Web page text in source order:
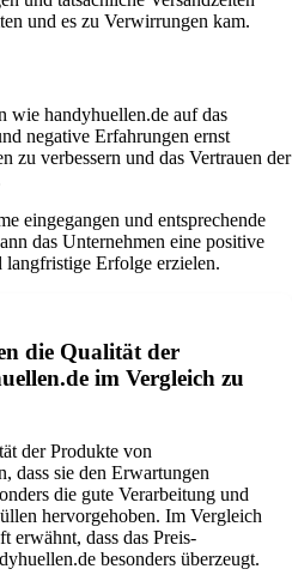
und es zu Verwirrungen kam.
wie handyhuellen.de auf das
negative Erfahrungen ernst
zu verbessern und das Vertrauen der
eingegangen und entsprechende
das Unternehmen eine positive
Erfolge erzielen.
die Qualität der
im Vergleich zu
der Produkte von
dass sie den Erwartungen
die gute Verarbeitung und
hervorgehoben. Im Vergleich
erwähnt, dass das Preis-
besonders überzeugt.